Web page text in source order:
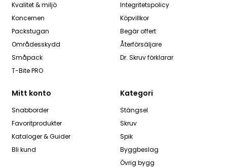
Kvalitet & miljö
Koncernen
Packstugan
Områdesskydd
Småpack
T-Bite PRO
Integritetspolicy
Köpvillkor
Begär offert
Återförsäljare
Dr. Skruv förklarar
Mitt konto
Snabborder
Favoritprodukter
Kataloger & Guider
Bli kund
Kategori
Stängsel
Skruv
Spik
Byggbeslag
Övrig bygg